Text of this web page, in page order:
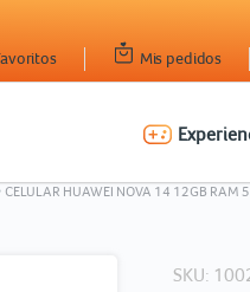
Mis pedidos
CELULAR HUAWEI NOVA 14 12GB RAM
SKU:
Ingresar